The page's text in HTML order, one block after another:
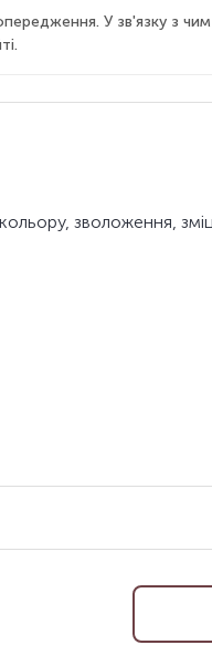
У зв'язку з
зволоження,